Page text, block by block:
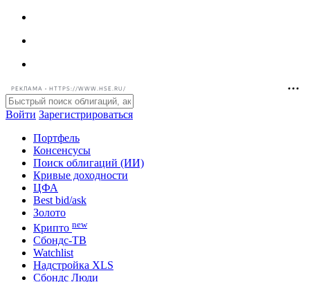
РЕКЛАМА • HTTPS://WWW.HSE.RU/
Войти Зарегистрироваться
Портфель
Консенсусы
Поиск облигаций (ИИ)
Кривые доходности
ЦФА
Best bid/ask
Золото
Крипто new